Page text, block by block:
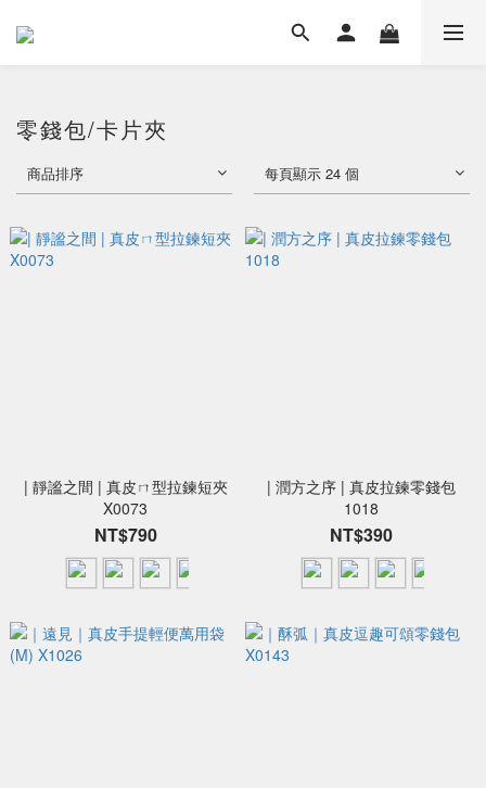
零錢包/卡片夾
商品排序 每頁顯示 24 個
| 靜謐之間 | 真皮ㄇ型拉鍊短夾
X0073
NT$790
| 潤方之序 | 真皮拉鍊零錢包
1018
NT$390